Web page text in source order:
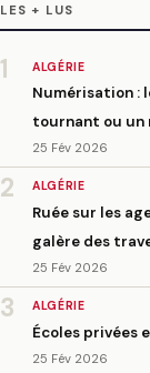
LES + LUS
1 ALGÉRIE
Numérisation :
tournant ou un
25 Fév 2026
2 ALGÉRIE
Ruée sur les
galère des
25 Fév 2026
3 ALGÉRIE
Écoles privées
25 Fév 2026